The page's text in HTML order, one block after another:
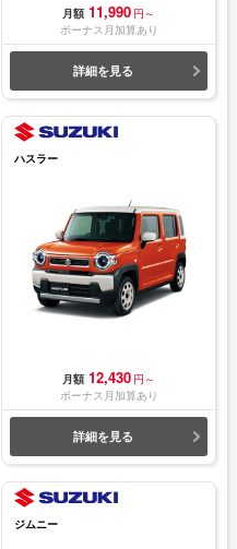
月額 11,990 円～
ボーナス月加算あり
詳細を見る
ハスラー
月額 12,430 円～
ボーナス月加算あり
詳細を見る
ジムニー